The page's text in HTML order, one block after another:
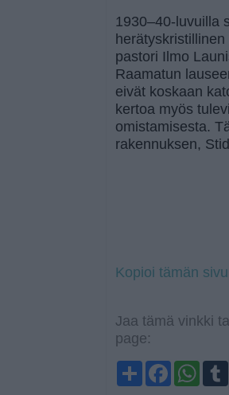
1930–40-luvuilla
pastori Ilmo
Raamatun
eivät koskaan
kertoa myös
omistamisesta.
rakennuksen,
Kopioi tämän
Jaa tämä vinkki
page:
S
h
F
a
W